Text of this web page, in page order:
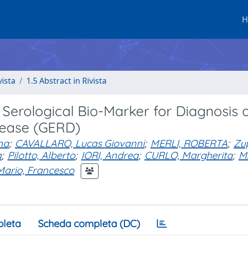
1.5 Abstract in Rivista
Serological Bio-Marker for Diagnosis
(GERD)
; CAVALLARO, Lucas Giovanni; MERLI, ROBERTA;
; Pilotto, Alberto; IORI, Andrea; CURLO, Margherita;
Francesco
Scheda completa (DC)